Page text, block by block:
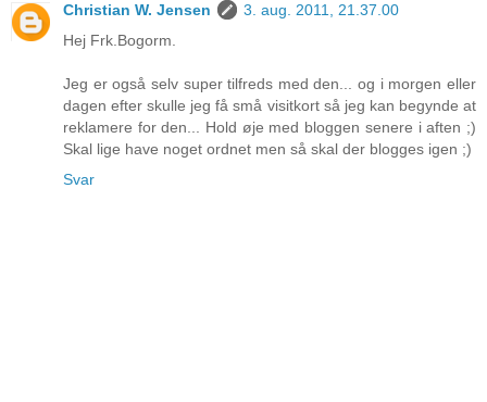
Christian W. Jensen
3. aug. 2011, 21.37.00
Hej Frk.Bogorm.
Jeg er også selv super tilfreds med den... og i morgen eller
dagen efter skulle jeg få små visitkort så jeg kan begynde at
reklamere for den... Hold øje med bloggen senere i aften ;)
Skal lige have noget ordnet men så skal der blogges igen ;)
Svar